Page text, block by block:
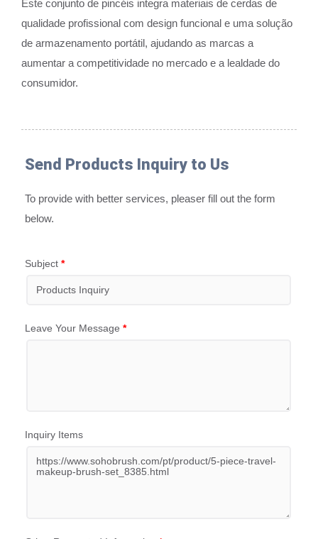
Este conjunto de pincéis integra materiais de cerdas de
qualidade profissional com design funcional e uma solução
de armazenamento portátil, ajudando as marcas a
aumentar a competitividade no mercado e a lealdade do
consumidor.